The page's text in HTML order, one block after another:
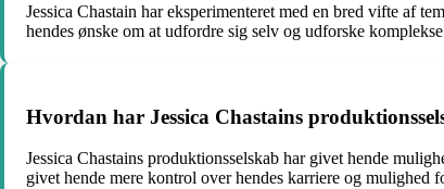
Jessica Chastain har eksperimenteret med en bred vifte af
hendes ønske om at udfordre sig selv og udforske
Hvordan har Jessica Chastains
Jessica Chastains produktionsselskab har givet hende
givet hende mere kontrol over hendes karriere og mulighed